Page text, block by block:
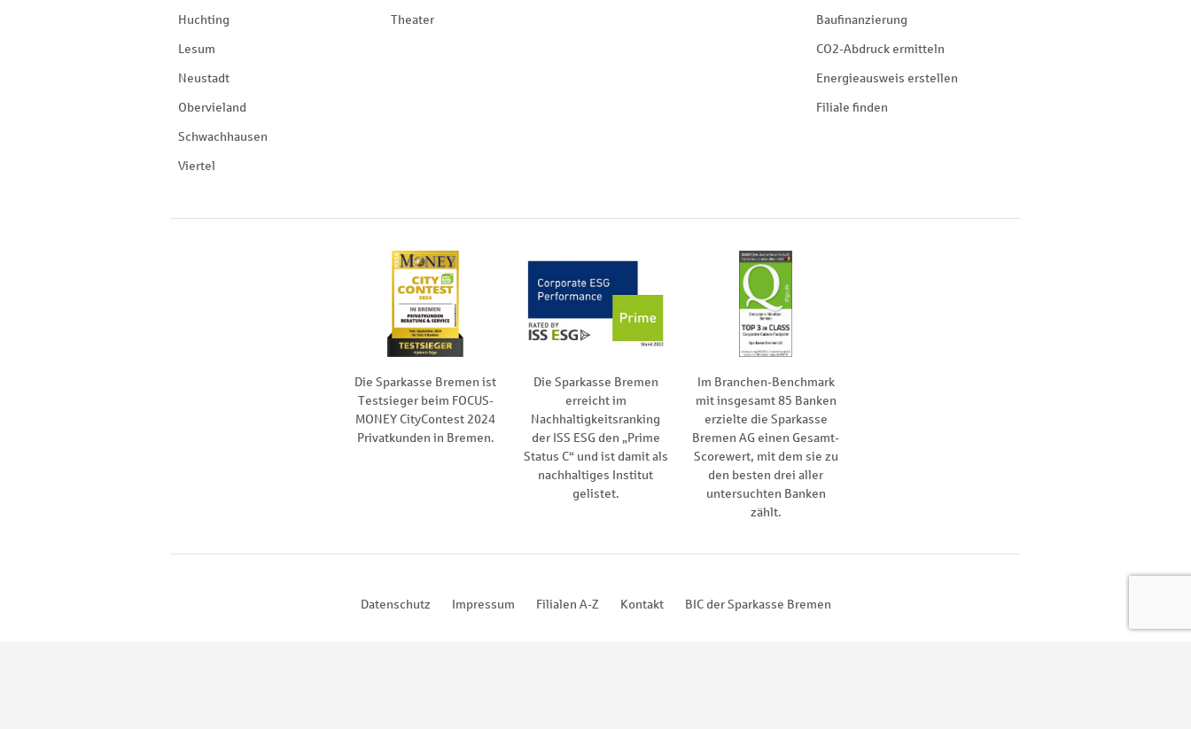
Huchting
Lesum
Neustadt
Obervieland
Schwachhausen
Viertel
Theater Baufinanzierung
CO2-Abdruck ermitteln
Energieausweis erstellen
Filiale finden
Die Sparkasse Bremen ist
Testsieger beim FOCUS-
MONEY CityContest 2024
Privatkunden in Bremen.
Die Sparkasse Bremen
erreicht im
Nachhaltigkeitsranking
der ISS ESG den „Prime
Status C“ und ist damit als
nachhaltiges Institut
gelistet.
Im Branchen-Benchmark
mit insgesamt 85 Banken
erzielte die Sparkasse
Bremen AG einen Gesamt-
Scorewert, mit dem sie zu
den besten drei aller
untersuchten Banken
zählt.
Datenschutz Impressum Filialen A-Z Kontakt BIC der Sparkasse Bremen